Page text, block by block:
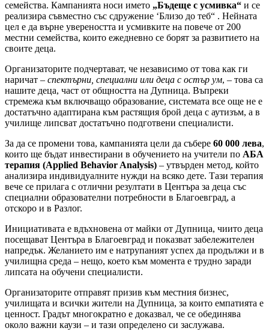
семейства. Кампанията носи името „Бъдеще с усмивка“ и се
реализира съвместно със сдружение ‘Близо до теб“ . Нейната
цел е да върне увереността и усмивките на повече от 200
местни семейства, които ежедневно се борят за развитието на
своите деца.
Организаторите подчертават, че независимо от това как ги
наричат – спектърни, специални или деца с остър ум, – това са
нашите деца, част от общността на Дупница. Въпреки
стремежа към включващо образование, системата все още не е
достатъчно адаптирана към растящия брой деца с аутизъм, а в
училище липсват достатъчно подготвени специалисти.
За да се промени това, кампанията цели да събере 60 000 лева,
които ще бъдат инвестирани в обучението на учители по АБА
терапия (Applied Behavior Analysis) – утвърден метод, който
анализира индивидуалните нужди на всяко дете. Тази терапия
вече се прилага с отлични резултати в Центъра за деца със
специални образователни потребности в Благоевград, а
отскоро и в Разлог.
Инициативата е вдъхновена от майки от Дупница, чиито деца
посещават Центъра в Благоевград и показват забележителен
напредък. Желанието им е натрупаният успех да продължи и в
училищна среда – нещо, което към момента е трудно заради
липсата на обучени специалисти.
Организаторите отправят призив към местния бизнес,
училищата и всички жители на Дупница, за които емпатията е
ценност. Градът многократно е доказвал, че се обединява
около важни каузи – и тази определено си заслужава.